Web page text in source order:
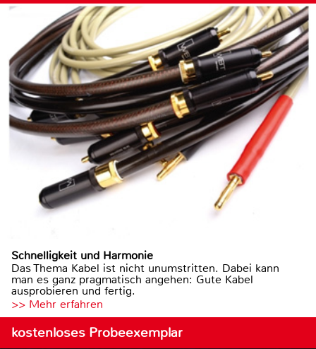
Schnelligkeit und Harmonie
Das Thema Kabel ist nicht unumstritten. Dabei kann
man es ganz pragmatisch angehen: Gute Kabel
ausprobieren und fertig.
>> Mehr erfahren
kostenloses Probeexemplar